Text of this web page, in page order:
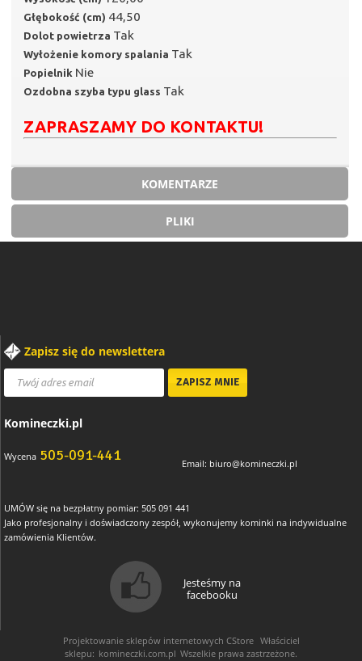
Głębokość (cm) 44,50
Dolot powietrza Tak
Wyłożenie komory spalania Tak
Popielnik Nie
Ozdobna szyba typu glass Tak
ZAPRASZAMY DO KONTAKTU!
KOMENTARZE
PLIKI
Zapisz się do newslettera
Komineczki.pl
Wycena 505-091-441 Email: biuro@komineczki.pl
UMÓW się na bezpłatny pomiar: 505 091 441
Jako profesjonalny i doświadczony zespół, wykonujemy kominki na indywidualne
zamówienia Klientów.
Jesteśmy na
facebooku
Projektowanie sklepów internetowych CStore Właściciel
sklepu: komineczki.com.pl Wszelkie prawa zastrzeżone.